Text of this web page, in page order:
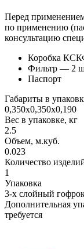
Перед
по применению
консультацию
Коробка
Фильтр — 2
Паспорт
Габариты в
0,350х0,350х0,190
Вес в упаковке, кг
2.5
Объем, м.куб.
0.023
Количество
1
Упаковка
3-х слойный
Дополнительная
требуется